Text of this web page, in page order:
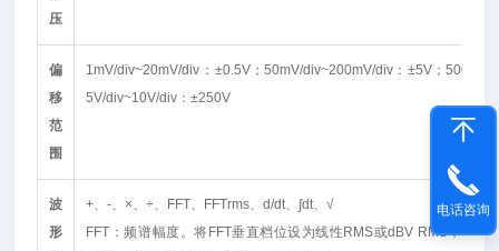
压
偏
移
范
围
1mV/div~20mV/div：±0.5V；50mV/div~200mV/div：±5V；500mV/
5V/div~10V/div：±250V
波
形
+、-、×、÷、FFT、FFTrms、d/dt、∫dt、√
FFT：频谱幅度。将FFT垂直档位设为线性RMS或dBV RMS，FFT
电话咨询